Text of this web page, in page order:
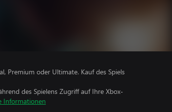
Premium oder Ultimate. Kauf des Spiels
des Spielens Zugriff auf Ihre Xbox-
Informationen